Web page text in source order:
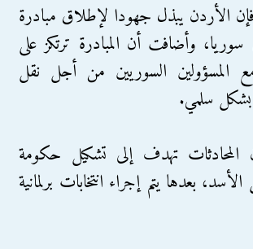
الأردن يبذل جهودا لإطلاق مبادرة
سوريا، وأضافت أن المبادرة ترتكز على
المسؤولين السوريين من أجل نقل
بشكل سلمي.
تهدف إلى تشكيل حكومة
بعدها يتم إجراء انتخابات برلمانية